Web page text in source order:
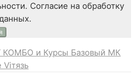
Согласие на обработку
КОМБО и Курсы Базовый МК
Viтязь